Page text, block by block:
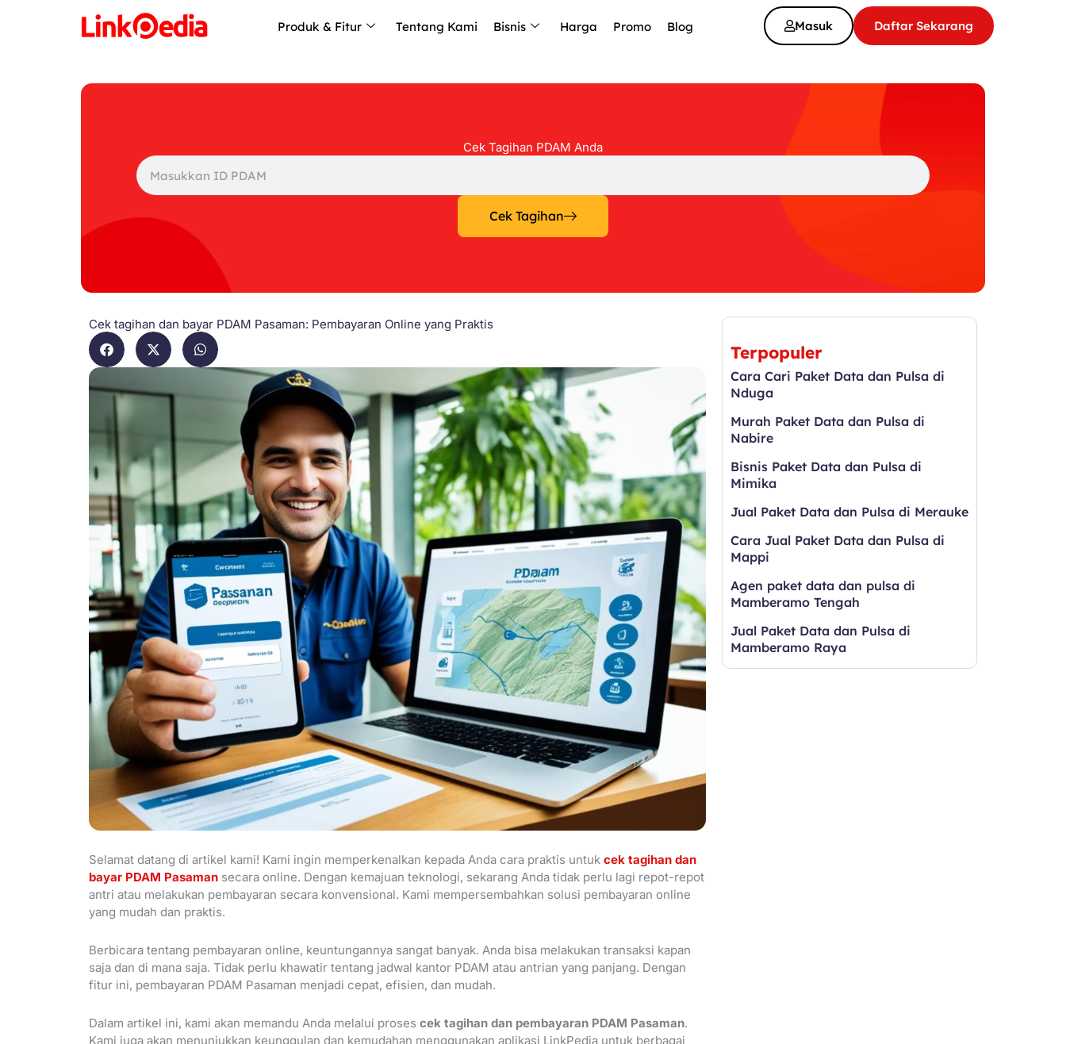
Daftar Sekarang
Masuk
Produk & Fitur Tentang Kami Bisnis Harga Promo Blog
Cek Tagihan PDAM Anda
Search
Cek Tagihan
Cek tagihan dan bayar PDAM Pasaman: Pembayaran Online yang Praktis
Selamat datang di artikel kami! Kami ingin memperkenalkan kepada Anda cara praktis untuk cek tagihan dan
bayar PDAM Pasaman secara online. Dengan kemajuan teknologi, sekarang Anda tidak perlu lagi repot-repot
antri atau melakukan pembayaran secara konvensional. Kami mempersembahkan solusi pembayaran online
yang mudah dan praktis.
Berbicara tentang pembayaran online, keuntungannya sangat banyak. Anda bisa melakukan transaksi kapan
saja dan di mana saja. Tidak perlu khawatir tentang jadwal kantor PDAM atau antrian yang panjang. Dengan
fitur ini, pembayaran PDAM Pasaman menjadi cepat, efisien, dan mudah.
Dalam artikel ini, kami akan memandu Anda melalui proses cek tagihan dan pembayaran PDAM Pasaman.
Kami juga akan menunjukkan keunggulan dan kemudahan menggunakan aplikasi LinkPedia untuk berbagai
Terpopuler
Cara Cari Paket Data dan Pulsa di
Nduga
Murah Paket Data dan Pulsa di
Nabire
Bisnis Paket Data dan Pulsa di
Mimika
Jual Paket Data dan Pulsa di Merauke
Cara Jual Paket Data dan Pulsa di
Mappi
Agen paket data dan pulsa di
Mamberamo Tengah
Jual Paket Data dan Pulsa di
Mamberamo Raya